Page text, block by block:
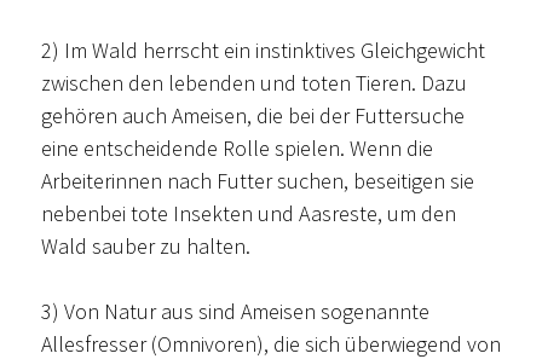
2) Im Wald herrscht ein instinktives Gleichgewicht
zwischen den lebenden und toten Tieren. Dazu
gehören auch Ameisen, die bei der Futtersuche
eine entscheidende Rolle spielen. Wenn die
Arbeiterinnen nach Futter suchen, beseitigen sie
nebenbei tote Insekten und Aasreste, um den
Wald sauber zu halten.
3) Von Natur aus sind Ameisen sogenannte
Allesfresser (Omnivoren), die sich überwiegend von